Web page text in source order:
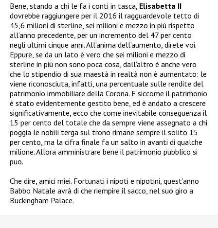
Bene, stando a chi le fa i conti in tasca, Elisabetta II
dovrebbe raggiungere per il 2016 il ragguardevole tetto di
45,6 milioni di sterline, sei milioni e mezzo in più rispetto
all’anno precedente, per un incremento del 47 per cento
negli ultimi cinque anni. All’anima dell’aumento, direte voi.
Eppure, se da un lato è vero che sei milioni e mezzo di
sterline in più non sono poca cosa, dall’altro è anche vero
che lo stipendio di sua maestà in realtà non è aumentato: le
viene riconosciuta, infatti, una percentuale sulle rendite del
patrimonio immobiliare della Corona. E siccome il patrimonio
è stato evidentemente gestito bene, ed è andato a crescere
significativamente, ecco che come inevitabile conseguenza il
15 per cento del totale che da sempre viene assegnato a chi
poggia le nobili terga sul trono rimane sempre il solito 15
per cento, ma la cifra finale fa un salto in avanti di qualche
milione. Allora amministrare bene il patrimonio pubblico si
puo.
Che dire, amici miei. Fortunati i nipoti e nipotini, quest’anno
Babbo Natale avrà di che riempire il sacco, nel suo giro a
Buckingham Palace.